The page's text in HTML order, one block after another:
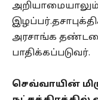
அரசாங்க
பாதிக்கப்படுவர்.
செவ்வாயின்